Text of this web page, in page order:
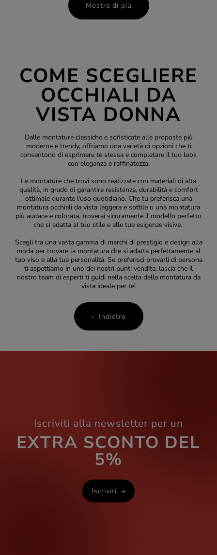
Mostra di più
COME SCEGLIERE
OCCHIALI DA
VISTA DONNA
Dalle montature classiche e sofisticate alle proposte più
moderne e trendy, offriamo una varietà di opzioni che ti
consentono di esprimere te stessa e completare il tuo look
con eleganza e raffinatezza.
Le montature che trovi sono realizzate con materiali di alta
qualità, in grado di garantire resistenza, durabilità e comfort
ottimale durante l'uso quotidiano. Che tu preferisca una
montatura occhiali da vista leggera e sottile o una montatura
più audace e colorata, troverai sicuramente il modello perfetto
che si adatta al tuo stile e alle tue esigenze visive.
Scegli tra una vasta gamma di marchi di prestigio e design alla
moda per trovare la montatura che si adatta perfettamente al
tuo viso e alla tua personalità. Se preferisci provarli di persona
ti aspettiamo in uno dei nostri punti vendita, lascia che il
nostro team di esperti ti guidi nella scelta della montatura da
vista ideale per te!
Indietro
Iscriviti alla newsletter per un
EXTRA SCONTO DEL
5%
Iscriviti